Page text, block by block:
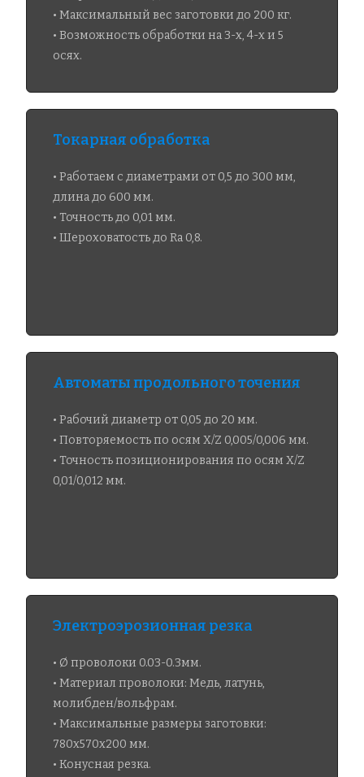
• Максимальный вес заготовки до 200 кг.
• Возможность обработки на 3-х, 4-х и 5
осях.
Токарная обработка
• Работаем с диаметрами от 0,5 до 300 мм,
длина до 600 мм.
• Точность до 0,01 мм.
• Шероховатость до Ra 0,8.
Автоматы продольного точения​
• Рабочий диаметр от 0,05 до 20 мм.
• Повторяемость по осям X/Z 0,005/0,006 мм.
• Точность позиционирования по осям X/Z
0,01/0,012 мм.
Электроэрозионная резка​
• Ø проволоки 0.03-0.3мм.
• Материал проволоки: Медь, латунь,
молибден/вольфрам.
• Максимальные размеры заготовки:
780х570х200 мм.
• Конусная резка.